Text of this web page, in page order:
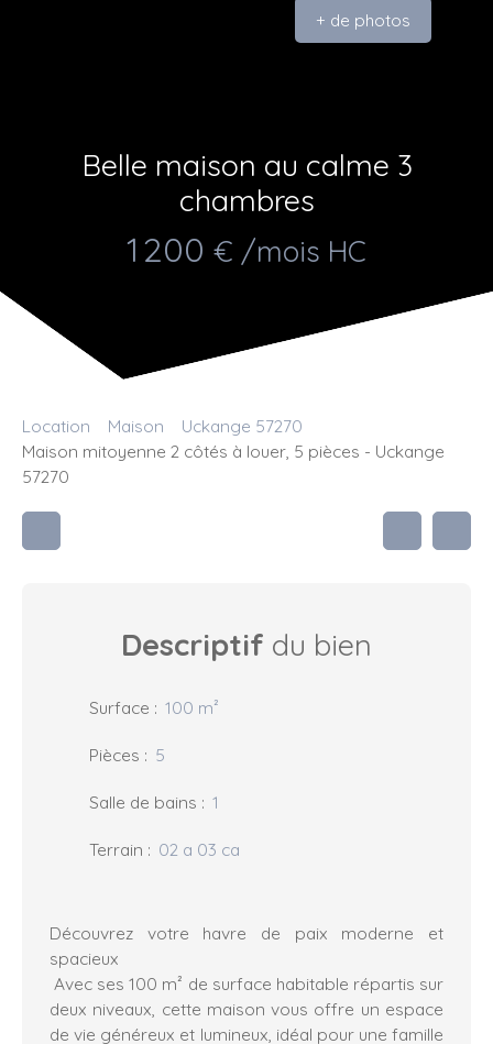
+ de photos
Belle maison au calme 3
chambres
1 200 € /mois HC
Location Maison
Uckange 57270
Maison mitoyenne 2 côtés à louer, 5 pièces - Uckange
57270
Descriptif du bien
Surface : 100 m²
Pièces : 5
Salle de bains : 1
Terrain : 02 a 03 ca
Découvrez votre havre de paix moderne et
spacieux
Avec ses 100 m² de surface habitable répartis sur
deux niveaux, cette maison vous offre un espace
de vie généreux et lumineux, idéal pour une famille